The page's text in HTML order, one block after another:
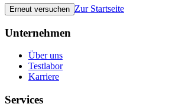
Erneut versuchen Zur Startseite
Unternehmen
Über uns
Testlabor
Karriere
Services